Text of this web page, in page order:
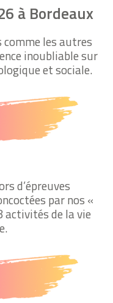
à Bordeaux
les autres
inoubliable sur
et sociale.
d’épreuves
par nos «
activités de la vie